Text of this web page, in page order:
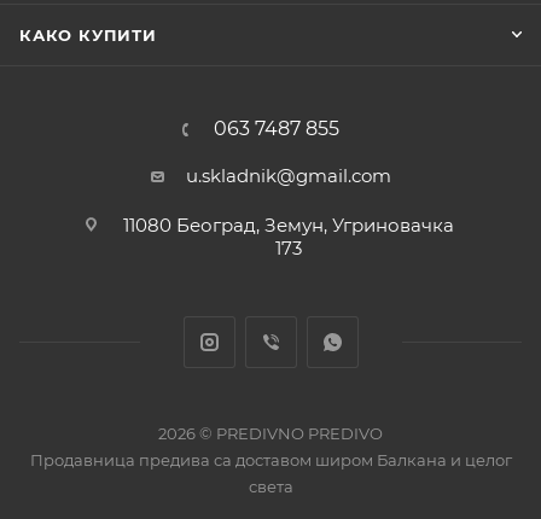
КАКО КУПИТИ
063 7487 855
u.skladnik@gmail.com
11080 Београд, Земун, Угриновачка
173
2026 © PREDIVNO PREDIVO
Продавница предива са доставом широм Балкана и целог
света